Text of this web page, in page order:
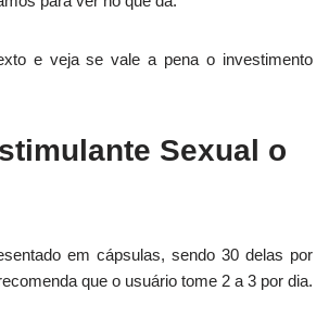
e veja se vale a pena o investimento
Sexual o
em cápsulas, sendo 30 delas por
que o usuário tome 2 a 3 por dia.